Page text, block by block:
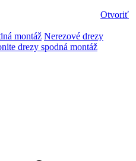
Otvoriť
montáž Nerezové drezy
drezy spodná montáž